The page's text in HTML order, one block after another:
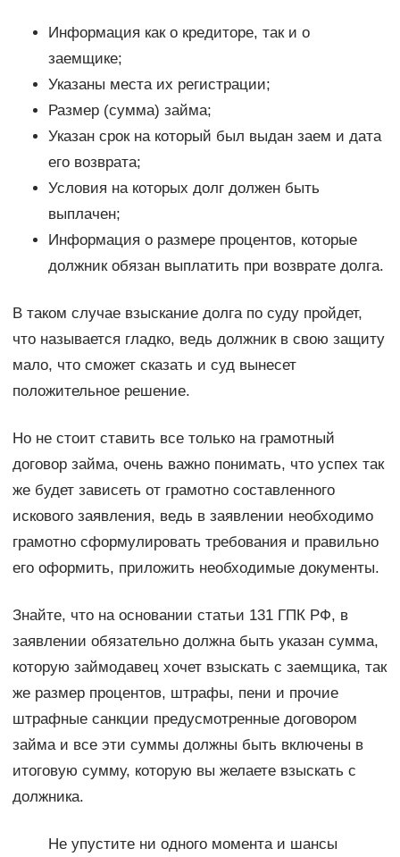
Информация как о кредиторе, так и о
заемщике;
Указаны места их регистрации;
Размер (сумма) займа;
Указан срок на который был выдан заем и дата
его возврата;
Условия на которых долг должен быть
выплачен;
Информация о размере процентов, которые
должник обязан выплатить при возврате долга.
В таком случае взыскание долга по суду пройдет,
что называется гладко, ведь должник в свою защиту
мало, что сможет сказать и суд вынесет
положительное решение.
Но не стоит ставить все только на грамотный
договор займа, очень важно понимать, что успех так
же будет зависеть от грамотно составленного
искового заявления, ведь в заявлении необходимо
грамотно сформулировать требования и правильно
его оформить, приложить необходимые документы.
Знайте, что на основании статьи 131 ГПК РФ, в
заявлении обязательно должна быть указан сумма,
которую займодавец хочет взыскать с заемщика, так
же размер процентов, штрафы, пени и прочие
штрафные санкции предусмотренные договором
займа и все эти суммы должны быть включены в
итоговую сумму, которую вы желаете взыскать с
должника.
Не упустите ни одного момента и шансы